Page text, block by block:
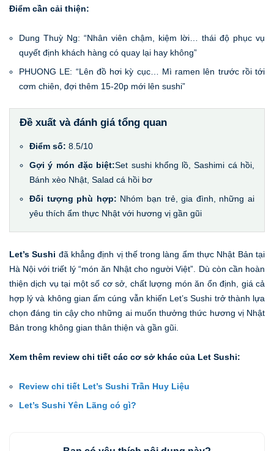
Điểm cần cải thiện:
Dung Thuỳ Ng: “Nhân viên chậm, kiệm lời… thái độ phục vụ
quyết định khách hàng có quay lại hay không”
PHUONG LE: “Lên đồ hơi kỳ cục… Mì ramen lên trước rồi tới
cơm chiên, đợi thêm 15-20p mới lên sushi”
Đề xuất và đánh giá tổng quan
Điểm số: 8.5/10
Gợi ý món đặc biệt:Set sushi khổng lồ, Sashimi cá hồi,
Bánh xèo Nhật, Salad cá hồi bơ
Đối tượng phù hợp: Nhóm bạn trẻ, gia đình, những ai
yêu thích ẩm thực Nhật với hương vị gần gũi
Let’s Sushi đã khẳng định vị thế trong làng ẩm thực Nhật Bản tại
Hà Nội với triết lý “món ăn Nhật cho người Việt”. Dù còn cần hoàn
thiện dịch vụ tại một số cơ sở, chất lượng món ăn ổn định, giá cả
hợp lý và không gian ấm cúng vẫn khiến Let’s Sushi trở thành lựa
chọn đáng tin cậy cho những ai muốn thưởng thức hương vị Nhật
Bản trong không gian thân thiện và gần gũi.
Xem thêm review chi tiết các cơ sở khác của Let Sushi:
Review chi tiết Let’s Sushi Trần Huy Liệu
Let’s Sushi Yên Lãng có gì?